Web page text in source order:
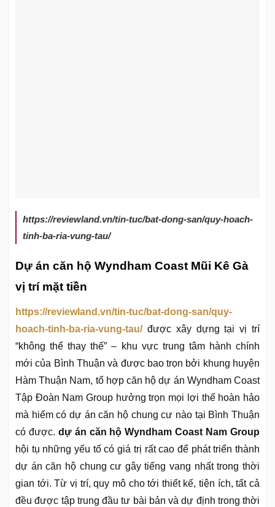
https://reviewland.vn/tin-tuc/bat-dong-san/quy-hoach-
tinh-ba-ria-vung-tau/
Dự án căn hộ Wyndham Coast Mũi Kê Gà
vị trí mặt tiền
https://reviewland.vn/tin-tuc/bat-dong-san/quy-
hoach-tinh-ba-ria-vung-tau/được xây dựng tại vị trí
“không thể thay thế” – khu vực trung tâm hành chính
mới của Bình Thuận và được bao trọn bởi khung huyện
Hàm Thuận Nam, tổ hợp căn hộ dự án Wyndham Coast
Tập Đoàn Nam Group hưởng trọn mọi lợi thế hoàn hảo
mà hiếm có dự án căn hộ chung cư nào tại Bình Thuận
có được. dự án căn hộ Wyndham Coast Nam Group
hội tụ những yếu tố có giá trị rất cao để phát triển thành
dự án căn hộ chung cư gây tiếng vang nhất trong thời
gian tới. Từ vị trí, quy mô cho tới thiết kế, tiện ích, tất cả
đều được tập trung đầu tư bài bản và dự định trong thời